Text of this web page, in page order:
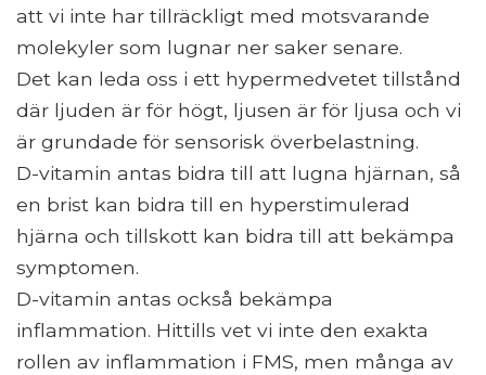
att vi inte har tillräckligt med motsvarande
molekyler som lugnar ner saker senare.
Det kan leda oss i ett hypermedvetet tillstånd
där ljuden är för högt, ljusen är för ljusa och vi
är grundade för sensorisk överbelastning.
D-vitamin antas bidra till att lugna hjärnan, så
en brist kan bidra till en hyperstimulerad
hjärna och tillskott kan bidra till att bekämpa
symptomen.
D-vitamin antas också bekämpa
inflammation. Hittills vet vi inte den exakta
rollen av inflammation i FMS, men många av